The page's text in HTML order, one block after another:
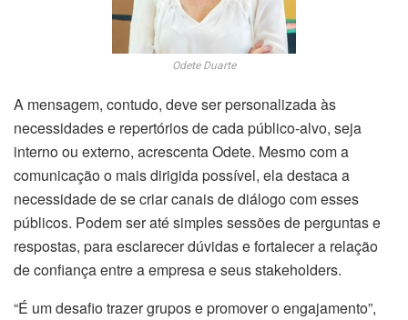
Odete Duarte
A mensagem, contudo, deve ser personalizada às
necessidades e repertórios de cada público-alvo, seja
interno ou externo, acrescenta Odete. Mesmo com a
comunicação o mais dirigida possível, ela destaca a
necessidade de se criar canais de diálogo com esses
públicos. Podem ser até simples sessões de perguntas e
respostas, para esclarecer dúvidas e fortalecer a relação
de confiança entre a empresa e seus stakeholders.
“É um desafio trazer grupos e promover o engajamento”,